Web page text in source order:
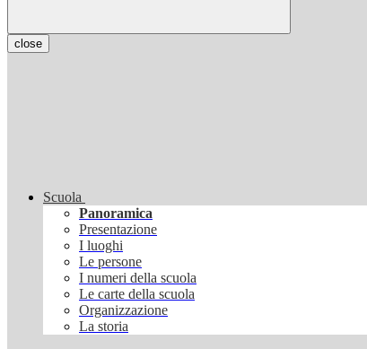
close
Scuola
Panoramica
Presentazione
I luoghi
Le persone
I numeri della scuola
Le carte della scuola
Organizzazione
La storia